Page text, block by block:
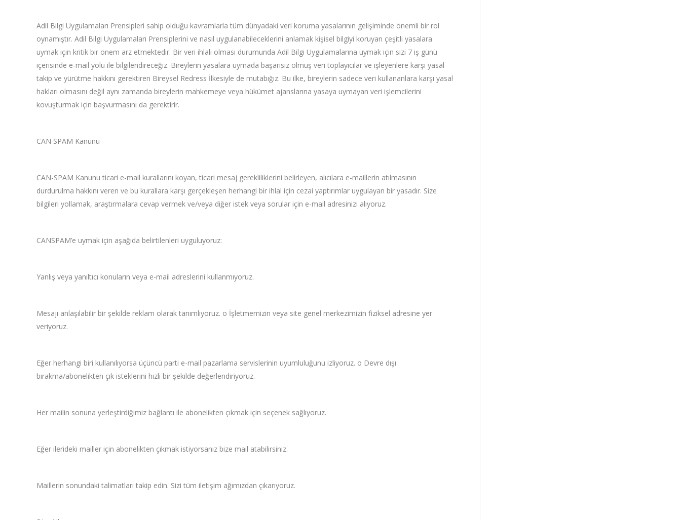
Adil Bilgi Uygulamaları Prensipleri sahip olduğu kavramlarla tüm dünyadaki veri koruma yasalarının gelişiminde önemli bir rol
oynamıştır. Adil Bilgi Uygulamaları Prensiplerini ve nasıl uygulanabileceklerini anlamak kişisel bilgiyi koruyan çeşitli yasalara
uymak için kritik bir önem arz etmektedir. Bir veri ihlali olması durumunda Adil Bilgi Uygulamalarına uymak için sizi 7 iş günü
içerisinde e-mail yolu ile bilgilendireceğiz. Bireylerin yasalara uymada başarısız olmuş veri toplayıcılar ve işleyenlere karşı yasal
takip ve yürütme hakkını gerektiren Bireysel Redress İlkesiyle de mutabığız. Bu ilke, bireylerin sadece veri kullananlara karşı yasal
hakları olmasını değil aynı zamanda bireylerin mahkemeye veya hükümet ajanslarına yasaya uymayan veri işlemcilerini
kovuşturmak için başvurmasını da gerektirir.
CAN SPAM Kanunu
CAN-SPAM Kanunu ticari e-mail kurallarını koyan, ticari mesaj gerekliliklerini belirleyen, alıcılara e-maillerin atılmasının
durdurulma hakkını veren ve bu kurallara karşı gerçekleşen herhangi bir ihlal için cezai yaptırımlar uygulayan bir yasadır. Size
bilgileri yollamak, araştırmalara cevap vermek ve/veya diğer istek veya sorular için e-mail adresinizi alıyoruz.
CANSPAM’e uymak için aşağıda belirtilenleri uyguluyoruz:
Yanlış veya yanıltıcı konuların veya e-mail adreslerini kullanmıyoruz.
Mesajı anlaşılabilir bir şekilde reklam olarak tanımlıyoruz. o İşletmemizin veya site genel merkezimizin fiziksel adresine yer
veriyoruz.
Eğer herhangi biri kullanılıyorsa üçüncü parti e-mail pazarlama servislerinin uyumluluğunu izliyoruz. o Devre dışı
bırakma/abonelikten çık isteklerini hızlı bir şekilde değerlendiriyoruz.
Her mailin sonuna yerleştirdiğimiz bağlantı ile abonelikten çıkmak için seçenek sağlıyoruz.
Eğer ilerideki mailler için abonelikten çıkmak istiyorsanız bize mail atabilirsiniz.
Maillerin sonundaki talimatları takip edin. Sizi tüm iletişim ağımızdan çıkarıyoruz.